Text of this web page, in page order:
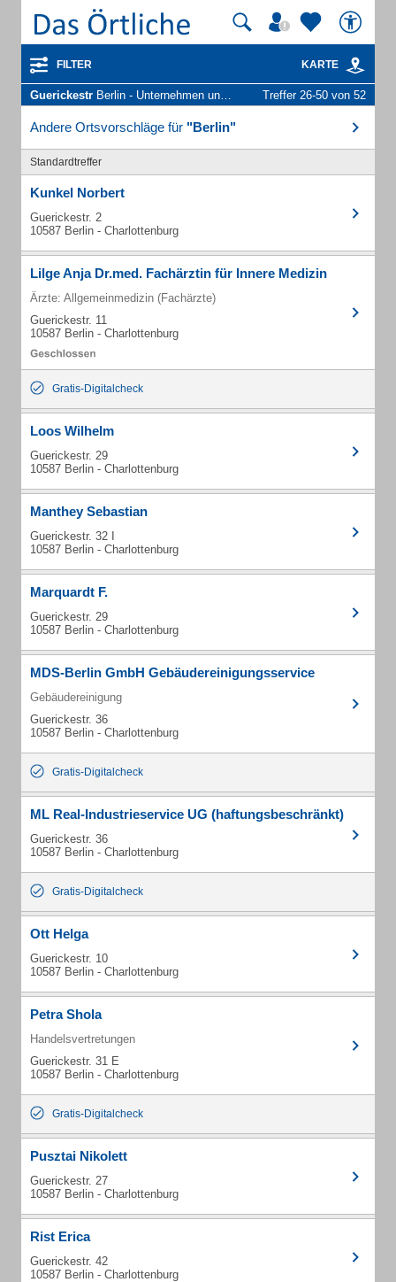
FILTER KARTE
Guerickestr Berlin - Unternehmen und Personen Treffer 26-50 von 52
Andere Ortsvorschläge für "Berlin"
Standardtreffer
Kunkel Norbert
Guerickestr. 2
10587 Berlin - Charlottenburg
Lilge Anja Dr.med. Fachärztin für Innere Medizin
Ärzte: Allgemeinmedizin (Fachärzte)
Guerickestr. 11
10587 Berlin - Charlottenburg
Gratis-Digitalcheck
Loos Wilhelm
Guerickestr. 29
10587 Berlin - Charlottenburg
Manthey Sebastian
Guerickestr. 32 I
10587 Berlin - Charlottenburg
Marquardt F.
Guerickestr. 29
10587 Berlin - Charlottenburg
MDS-Berlin GmbH Gebäudereinigungsservice
Gebäudereinigung
Guerickestr. 36
10587 Berlin - Charlottenburg
Gratis-Digitalcheck
ML Real-Industrieservice UG (haftungsbeschränkt)
Guerickestr. 36
10587 Berlin - Charlottenburg
Gratis-Digitalcheck
Ott Helga
Guerickestr. 10
10587 Berlin - Charlottenburg
Petra Shola
Handelsvertretungen
Guerickestr. 31 E
10587 Berlin - Charlottenburg
Gratis-Digitalcheck
Pusztai Nikolett
Guerickestr. 27
10587 Berlin - Charlottenburg
Rist Erica
Guerickestr. 42
10587 Berlin - Charlottenburg